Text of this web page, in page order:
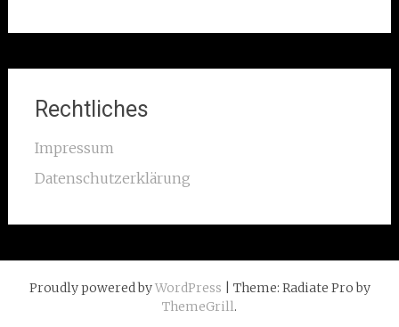
Rechtliches
Impressum
Datenschutzerklärung
Proudly powered byWordPress | Theme: Radiate Pro by
ThemeGrill.